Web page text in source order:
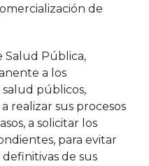
de
Salud Pública,
a los
salud públicos,
realizar sus procesos
a solicitar los
para evitar
de sus